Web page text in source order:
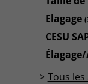
Elagage
CESU
Tous